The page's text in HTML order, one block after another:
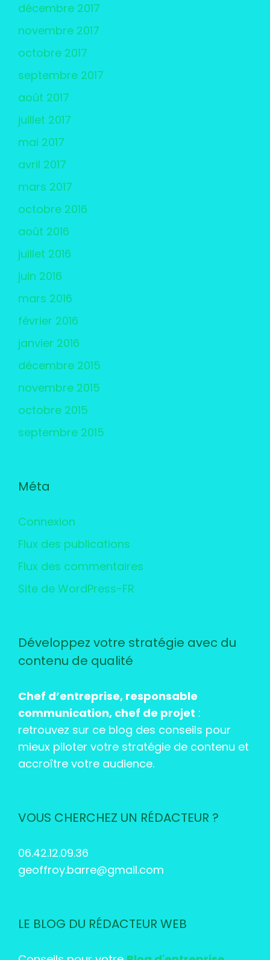
décembre 2017
novembre 2017
octobre 2017
septembre 2017
août 2017
juillet 2017
mai 2017
avril 2017
mars 2017
octobre 2016
août 2016
juillet 2016
juin 2016
mars 2016
février 2016
janvier 2016
décembre 2015
novembre 2015
octobre 2015
septembre 2015
Méta
Connexion
Flux des publications
Flux des commentaires
Site de WordPress-FR
Développez votre stratégie avec du
contenu de qualité
Chef d’entreprise, responsable
communication, chef de projet :
retrouvez sur ce blog des conseils pour
mieux piloter votre stratégie de contenu et
accroître votre audience.
VOUS CHERCHEZ UN RÉDACTEUR ?
06.42.12.09.36
geoffroy.barre@gmail.com
LE BLOG DU RÉDACTEUR WEB